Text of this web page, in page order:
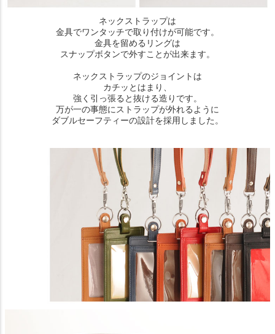
ネックストラップは
金具でワンタッチで取り付けが可能です。
金具を留めるリングは
スナップボタンで外すことが出来ます。
ネックストラップのジョイントは
カチッとはまり、
強く引っ張ると抜ける造りです。
万が一の事態にストラップが外れるように
ダブルセーフティーの設計を採用しました。